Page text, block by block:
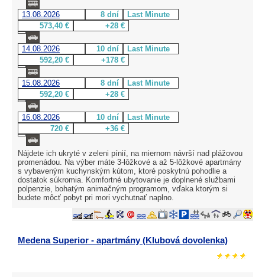
13.08.2026 8 dní
Last Minute
573,40 €
+28 €
14.08.2026 10 dní
Last Minute
592,20 €
+178 €
15.08.2026 8 dní
Last Minute
592,20 €
+28 €
16.08.2026 10 dní
Last Minute
720 €
+36 €
Nájdete ich ukryté v zeleni pínií, na miernom návrší nad plážovou
promenádou. Na výber máte 3-lôžkové a až 5-lôžkové apartmány
s vybaveným kuchynským kútom, ktoré poskytnú pohodlie a
dostatok súkromia. Komfortné ubytovanie je doplnené službami
polpenzie, bohatým animačným programom, vďaka ktorým si
budete môcť pobyt pri mori vychutnať naplno.
Medena Superior - apartmány (Klubová dovolenka)